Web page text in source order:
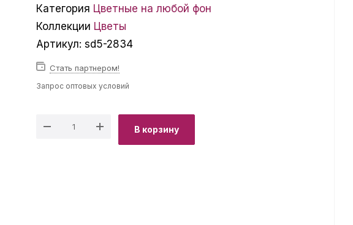
Категория Цветные на любой фон
Коллекции Цветы
Артикул: sd5-2834
Стать партнером!
Запрос оптовых условий
В корзину